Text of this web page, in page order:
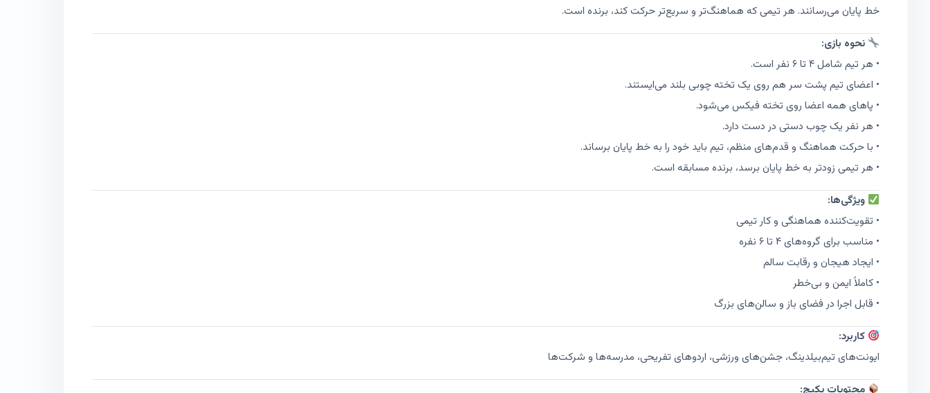
خط پایان می‌رسانند. هر تیمی که هماهنگ‌تر و سریع‌تر حرکت کند، برنده است.
نحوه بازی:
• هر تیم شامل ۴ تا ۶ نفر است.
• اعضای تیم پشت سر هم روی یک تخته چوبی بلند می‌ایستند.
• پاهای همه اعضا روی تخته فیکس می‌شود.
• هر نفر یک چوب دستی در دست دارد.
• با حرکت هماهنگ و قدم‌های منظم، تیم باید خود را به خط پایان برساند.
• هر تیمی زودتر به خط پایان برسد، برنده مسابقه است.
ویژگی‌ها:
• تقویت‌کننده هماهنگی و کار تیمی
• مناسب برای گروه‌های ۴ تا ۶ نفره
• ایجاد هیجان و رقابت سالم
• کاملاً ایمن و بی‌خطر
• قابل اجرا در فضای باز و سالن‌های بزرگ
کاربرد:
ایونت‌های تیم‌بیلدینگ، جشن‌های ورزشی، اردوهای تفریحی، مدرسه‌ها و شرکت‌ها